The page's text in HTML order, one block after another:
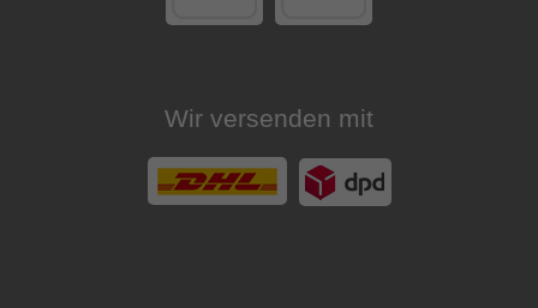
Wir versenden mit